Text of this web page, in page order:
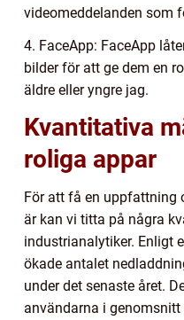
videomeddelanden som
4. FaceApp: FaceApp
bilder för att ge dem en
äldre eller yngre jag.
Kvantitativa
roliga appar
För att få en uppfattning
är kan vi titta på några
industrianalytiker. Enligt
ökade antalet
under det senaste året.
användarna i